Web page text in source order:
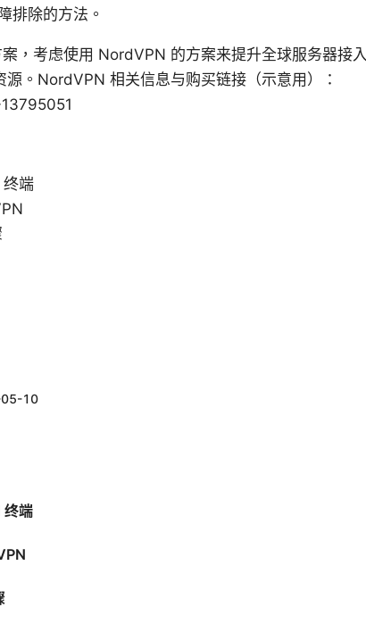
排除的方法。
，考虑使用 NordVPN 的方案来提升全球服务器接入
。NordVPN 相关信息与购买链接（示意用）：
端
10
终端